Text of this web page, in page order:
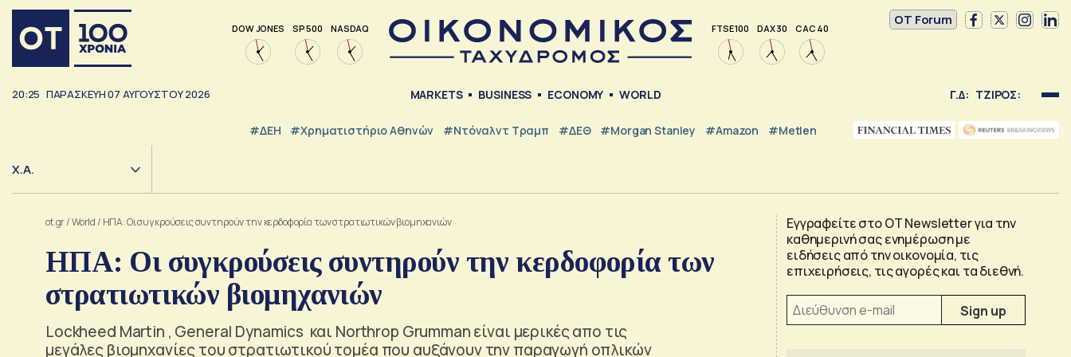
DOW JONES SP 500 NASDAQ FTSE 100 DAX 30 CAC 40
OT Forum
20:25 ΠΑΡΑΣΚΕΥΗ07 ΑΥΓΟΥΣΤΟΥ2026 MARKETS BUSINESS ECONOMY WORLD Γ.Δ: ΤΖΙΡΟΣ:
#ΔΕΗ #Χρηματιστήριο Αθηνών #Ντόναλντ Τραμπ #ΔΕΘ #Morgan Stanley #Amazon #Metlen
Χ.Α.
ot.gr/World / ΗΠΑ: Οι συγκρούσεις συντηρούν την κερδοφορία των στρατιωτικών βιομηχανιών
ΗΠΑ: Οι συγκρούσεις συντηρούν την κερδοφορία των
στρατιωτικών βιομηχανιών
Lockheed Martin , General Dynamics και Northrop Grumman είναι μερικές απο τις
μεγάλες βιομηχανίες του στρατιωτικού τομέα που αυξάνουν την παραγωγή οπλικών
Εγγραφείτε στο OT Newsletter για την
καθημερινή σας ενημέρωση με
ειδήσεις από την οικονομία, τις
επιχειρήσεις, τις αγορές και τα διεθνή.